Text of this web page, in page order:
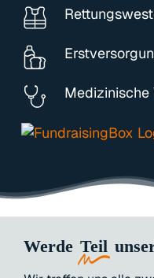
Medizinische
Werde Teil